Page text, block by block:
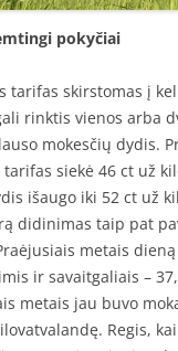
pokyčiai
tarifas skirstomas į
rinktis vienos arba
mokesčių dydis.
siekė 46 ct už
išaugo iki 52 ct už
didinimas taip pat
metais
ir savaitgaliais –
metais jau buvo
Regis,